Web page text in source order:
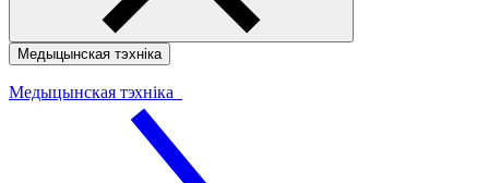
Медыцынская тэхніка
Медыцынская тэхніка